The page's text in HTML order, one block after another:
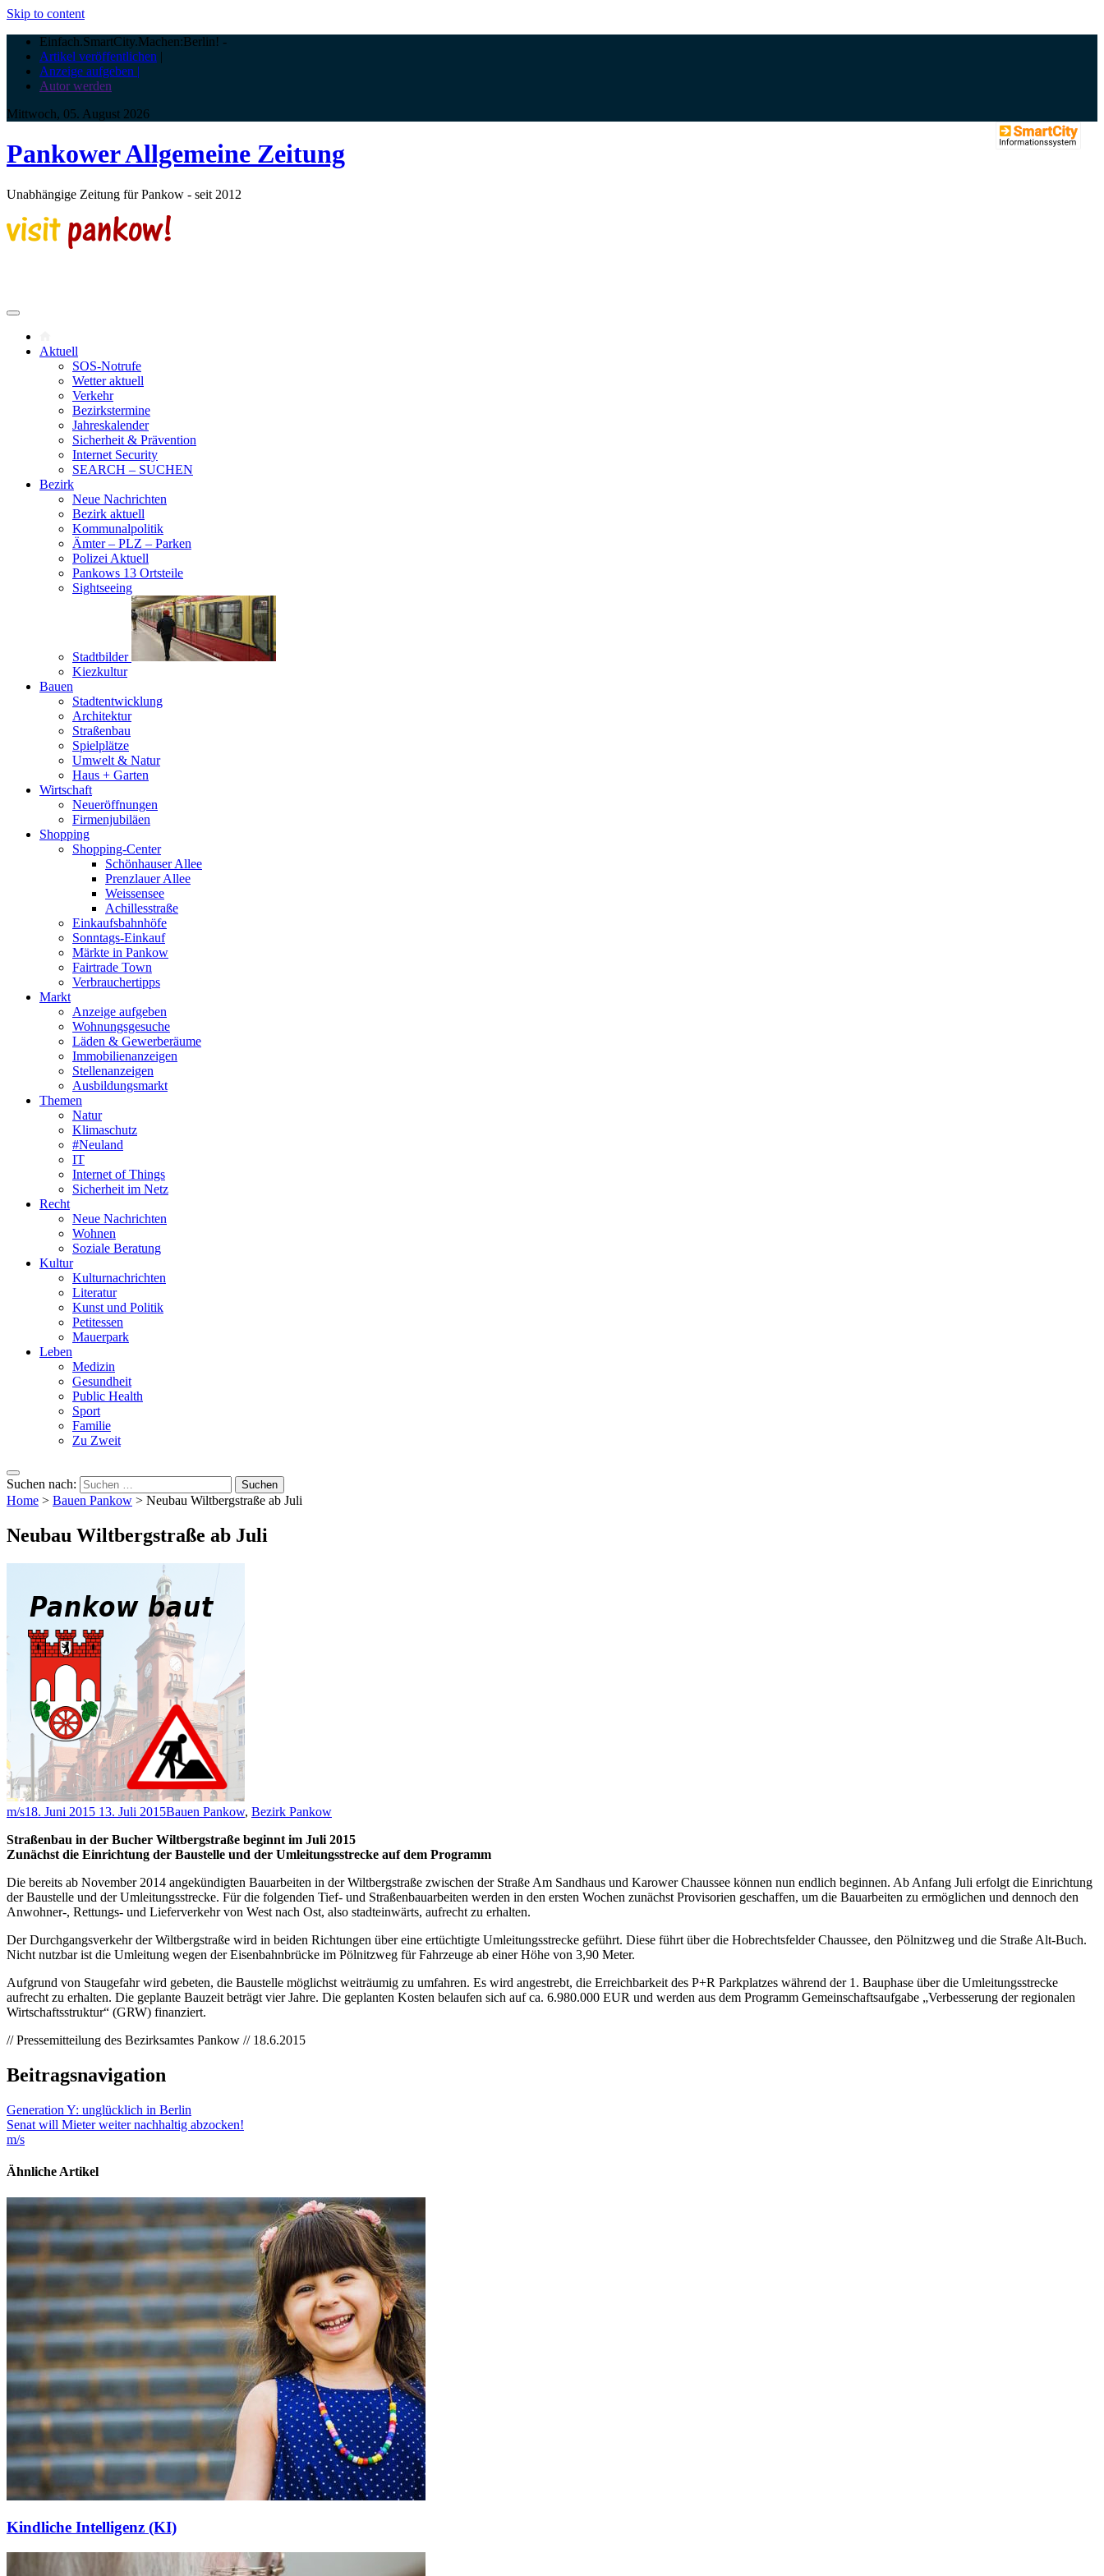
Skip to content
Einfach.SmartCity.Machen:Berlin! -
Artikel veröffentlichen |
Anzeige aufgeben |
Autor werden
Mittwoch, 05. August 2026
Pankower Allgemeine Zeitung
Unabhängige Zeitung für Pankow - seit 2012
Aktuell
SOS-Notrufe
Wetter aktuell
Verkehr
Bezirkstermine
Jahreskalender
Sicherheit & Prävention
Internet Security
SEARCH – SUCHEN
Bezirk
Neue Nachrichten
Bezirk aktuell
Kommunalpolitik
Ämter – PLZ – Parken
Polizei Aktuell
Pankows 13 Ortsteile
Sightseeing
Stadtbilder
Kiezkultur
Bauen
Stadtentwicklung
Architektur
Straßenbau
Spielplätze
Umwelt & Natur
Haus + Garten
Wirtschaft
Neueröffnungen
Firmenjubiläen
Shopping
Shopping-Center
Schönhauser Allee
Prenzlauer Allee
Weissensee
Achillesstraße
Einkaufsbahnhöfe
Sonntags-Einkauf
Märkte in Pankow
Fairtrade Town
Verbrauchertipps
Markt
Anzeige aufgeben
Wohnungsgesuche
Läden & Gewerberäume
Immobilienanzeigen
Stellenanzeigen
Ausbildungsmarkt
Themen
Natur
Klimaschutz
#Neuland
IT
Internet of Things
Sicherheit im Netz
Recht
Neue Nachrichten
Wohnen
Soziale Beratung
Kultur
Kulturnachrichten
Literatur
Kunst und Politik
Petitessen
Mauerpark
Leben
Medizin
Gesundheit
Public Health
Sport
Familie
Zu Zweit
Suchen nach:
Home > Bauen Pankow > Neubau Wiltbergstraße ab Juli
Neubau Wiltbergstraße ab Juli
m/s18. Juni 2015 13. Juli 2015Bauen Pankow, Bezirk Pankow
Straßenbau in der Bucher Wiltbergstraße beginnt im Juli 2015
Zunächst die Einrichtung der Baustelle und der Umleitungsstrecke auf dem Programm
Die bereits ab November 2014 angekündigten Bauarbeiten in der Wiltbergstraße zwischen der Straße Am Sandhaus und Karower Chaussee können nun endlich beginnen. Ab Anfang Juli erfolgt die Einrichtung
der Baustelle und der Umleitungsstrecke. Für die folgenden Tief- und Straßenbauarbeiten werden in den ersten Wochen zunächst Provisorien geschaffen, um die Bauarbeiten zu ermöglichen und dennoch den
Anwohner-, Rettungs- und Lieferverkehr von West nach Ost, also stadteinwärts, aufrecht zu erhalten.
Der Durchgangsverkehr der Wiltbergstraße wird in beiden Richtungen über eine ertüchtigte Umleitungsstrecke geführt. Diese führt über die Hobrechtsfelder Chaussee, den Pölnitzweg und die Straße Alt-Buch.
Nicht nutzbar ist die Umleitung wegen der Eisenbahnbrücke im Pölnitzweg für Fahrzeuge ab einer Höhe von 3,90 Meter.
Aufgrund von Staugefahr wird gebeten, die Baustelle möglichst weiträumig zu umfahren. Es wird angestrebt, die Erreichbarkeit des P+R Parkplatzes während der 1. Bauphase über die Umleitungsstrecke
aufrecht zu erhalten. Die geplante Bauzeit beträgt vier Jahre. Die geplanten Kosten belaufen sich auf ca. 6.980.000 EUR und werden aus dem Programm Gemeinschaftsaufgabe „Verbesserung der regionalen
Wirtschaftsstruktur“ (GRW) finanziert.
// Pressemitteilung des Bezirksamtes Pankow // 18.6.2015
Beitragsnavigation
Generation Y: unglücklich in Berlin
Senat will Mieter weiter nachhaltig abzocken!
m/s
Ähnliche Artikel
Kindliche Intelligenz (KI)